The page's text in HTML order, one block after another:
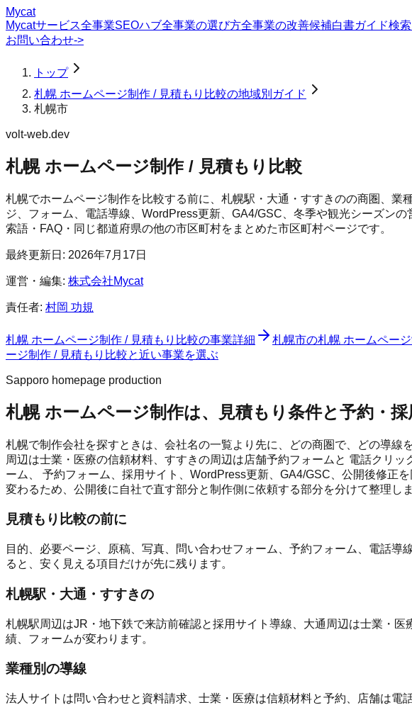
Mycat
Mycatサービス全事業SEOハブ全事業の選び方全事業の改善候補白書ガイド検
お問い合わせ->
トップ
札幌 ホームページ制作 / 見積もり比較の地域別ガイド
札幌市
volt-web.dev
札幌 ホームページ制作 / 見積もり比較
札幌でホームページ制作を比較する前に、札幌駅・大通・すすきのの商圏、
ジ、フォーム、電話導線、WordPress更新、GA4/GSC、冬季や観光シーズンの
索語・FAQ・同じ都道府県の他の市区町村をまとめた市区町村ページです。
最終更新日: 2026年7月17日
運営・編集: 株式会社Mycat
責任者: 村岡 功規
札幌 ホームページ制作 / 見積もり比較の事業詳細 札幌市の札幌 ホームペー
ージ制作 / 見積もり比較と近い事業を選ぶ
Sapporo homepage production
札幌 ホームページ制作は、見積もり条件と予約・
札幌で制作会社を探すときは、会社名の一覧より先に、どの商圏で、どの導
周辺は士業・医療の信頼材料、すすきの周辺は店舗予約フォームと 電話クリ
ーム、 予約フォーム、採用サイト、WordPress更新、GA4/GSC、公開後修正
変わるため、公開後に自社で直す部分と制作側に依頼する部分を分けて整理しま
見積もり比較の前に
目的、必要ページ、原稿、写真、問い合わせフォーム、予約フォーム、電話
ると、安く見える項目だけが先に残ります。
札幌駅・大通・すすきの
札幌駅周辺はJR・地下鉄で来訪前確認と採用サイト導線、大通周辺は士業・
績、フォームが変わります。
業種別の導線
法人サイトは問い合わせと資料請求、士業・医療は信頼材料と予約、店舗は